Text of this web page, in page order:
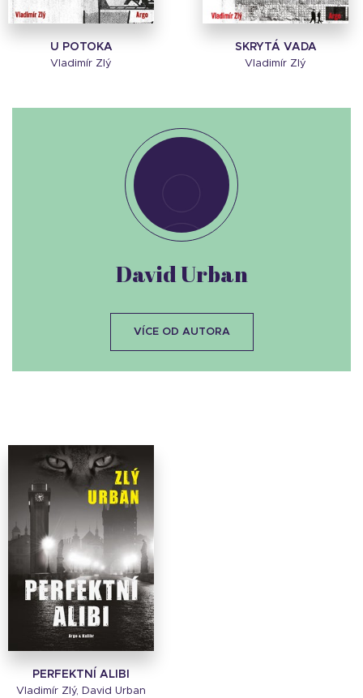
U POTOKA
Vladimír Zlý
SKRYTÁ VADA
Vladimír Zlý
PERFEKTNÍ ALIBI
Vladimír Zlý, David Urban
David Urban
VÍCE OD AUTORA